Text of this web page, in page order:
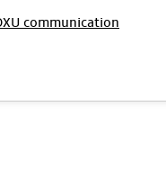
communication